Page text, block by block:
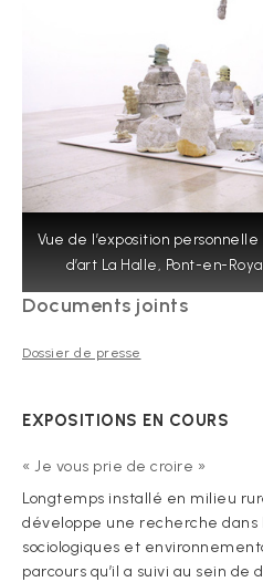
Vue de l’exposition
d’art La Halle, Pont-en-
Documents joints
Dossier de presse
EXPOSITIONS EN COURS
« Je vous prie de croire »
Longtemps installé en milieu
développe une recherche dans
sociologiques et
parcours qu’il a suivi au sein